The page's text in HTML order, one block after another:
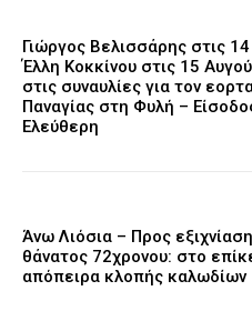
Γιώργος Βελισσάρης στις 14
Έλλη Κοκκίνου στις 15
στις συναυλίες για τον
Παναγίας στη Φυλή –
Ελεύθερη
Άνω Λιόσια – Προς
θάνατος 72χρονου: στο
απόπειρα κλοπής καλωδίων